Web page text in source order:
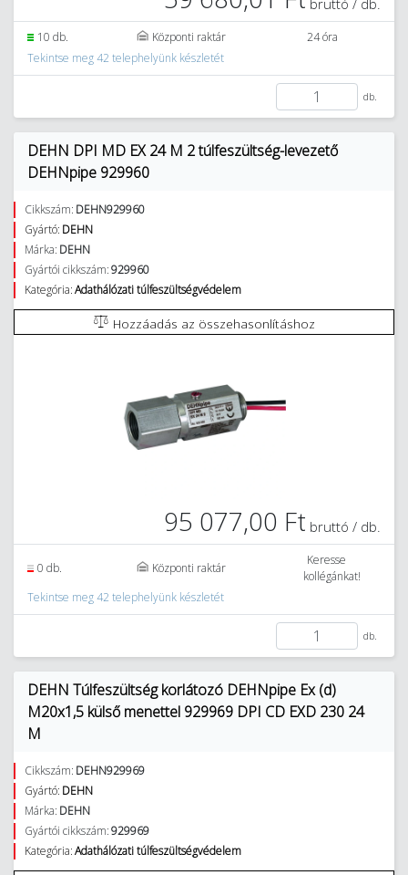
bruttó / db.
10 db. Központi raktár
24 óra
Tekintse meg 42 telephelyünk készletét
db.
DEHN DPI MD EX 24 M 2 túlfeszültség-levezető
DEHNpipe 929960
Cikkszám: DEHN929960
Gyártó: DEHN
Márka: DEHN
Gyártói cikkszám:929960
Kategória:Adathálózati túlfeszültségvédelem
Hozzáadás az összehasonlításhoz
95 077,00 Ft bruttó / db.
0 db. Központi raktár
Keresse
kollégánkat!
Tekintse meg 42 telephelyünk készletét
db.
DEHN Túlfeszültség korlátozó DEHNpipe Ex (d)
M20x1,5 külső menettel 929969 DPI CD EXD 230 24
M
Cikkszám: DEHN929969
Gyártó: DEHN
Márka: DEHN
Gyártói cikkszám:929969
Kategória:Adathálózati túlfeszültségvédelem